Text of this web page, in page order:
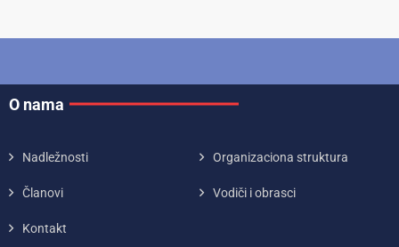
O nama
Nadležnosti Organizaciona struktura
Članovi Vodiči i obrasci
Kontakt